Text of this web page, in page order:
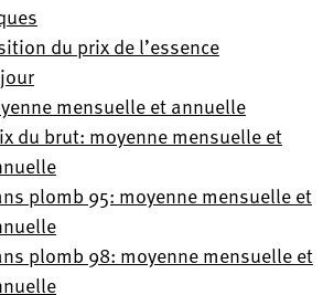
du prix de l’essence
mensuelle et annuelle
du brut: moyenne mensuelle et
plomb 95: moyenne mensuelle et
plomb 98: moyenne mensuelle et